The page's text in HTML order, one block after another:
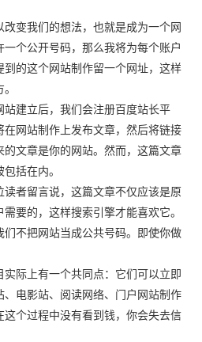
变我们的想法，也就是成为一个网
个公开号码，那么我将为每个账户
的这个网站制作留一个网址，这样
建立后，我们会注册百度站长平
网站制作上发布文章，然后将链接
文章是你的网站。然而，这篇文章
括在内。
者留言说，这篇文章不仅应该是原
要的，这样搜索引擎才能喜欢它。
不把网站当成公共号码。即使你做
际上有一个共同点：它们可以立即
、电影站、阅读网络、门户网站制作
个过程中没有看到钱，你会失去信